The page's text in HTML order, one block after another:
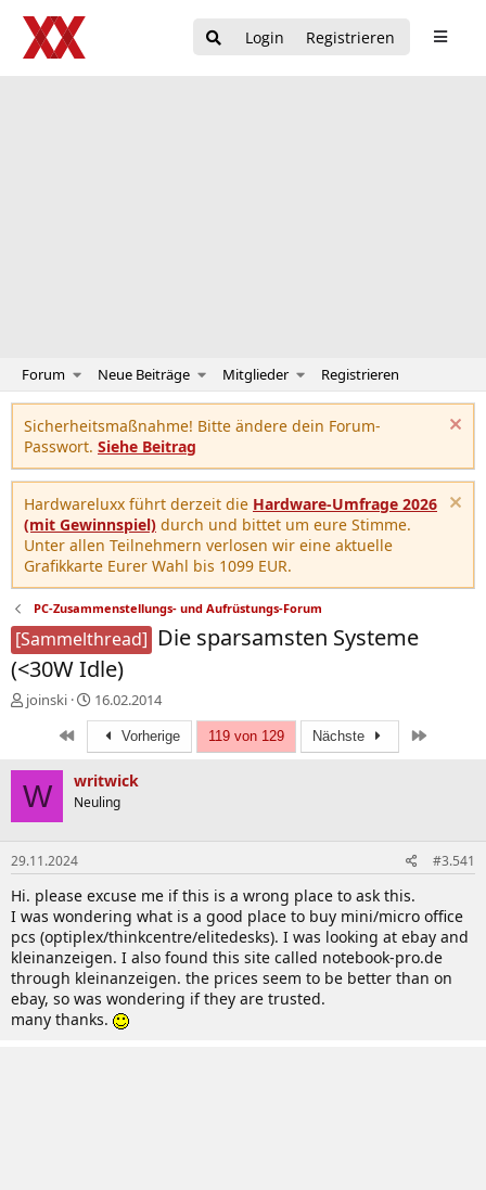
Login Registrieren
Forum Neue Beiträge Mitglieder Registrieren
Sicherheitsmaßnahme! Bitte ändere dein Forum-
Passwort. Siehe Beitrag
Hardwareluxx führt derzeit die Hardware-Umfrage 2026
(mit Gewinnspiel) durch und bittet um eure Stimme.
Unter allen Teilnehmern verlosen wir eine aktuelle
Grafikkarte Eurer Wahl bis 1099 EUR.
PC-Zusammenstellungs- und Aufrüstungs-Forum
[Sammelthread] Die sparsamsten Systeme
(<30W Idle)
E
e
l
r
joinski
E
r
t
e
m
16.02.2014
Erste Vorherige 119 von 129 Nächste
W writwick
Neuling
29.11.2024 #3.541
Hi. please excuse me if this is a wrong place to ask this.
I was wondering what is a good place to buy mini/micro office
pcs (optiplex/thinkcentre/elitedesks). I was looking at ebay and
kleinanzeigen. I also found this site called notebook-pro.de
through kleinanzeigen. the prices seem to be better than on
ebay, so was wondering if they are trusted.
many thanks.